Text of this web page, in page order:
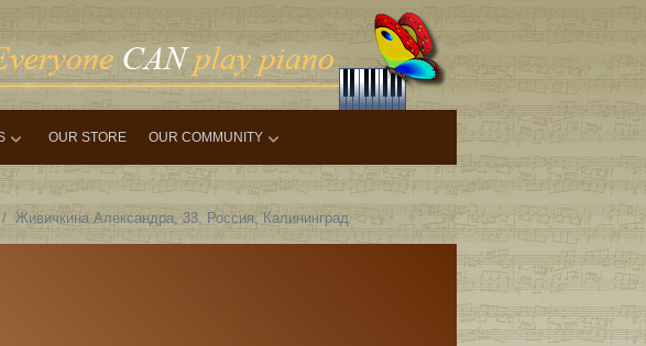
OUR STORE OUR COMMUNITY
Живичкина Александра, 33, Россия, Калининград